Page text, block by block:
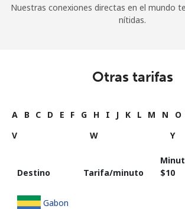
Nuestras conexiones directas en el mundo
nítidas.
Otras tarifas
A B C D E F G H I J K L M N O
V
W Y
Destino Tarifa/minuto
⁦$10⁩
Gabon